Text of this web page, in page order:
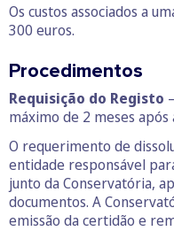
Os custos associados a
300 euros.
Procedimentos
Requisição do Registo
máximo de 2 meses
O requerimento de
entidade responsável
junto da Conservatória,
documentos. A
emissão da certidão e